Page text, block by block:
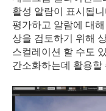
활성 알람이 표시됩
평가하고 알람에 대
상을 검토하기 위해
스컬레이션 할 수도
간소화하는데 활용할